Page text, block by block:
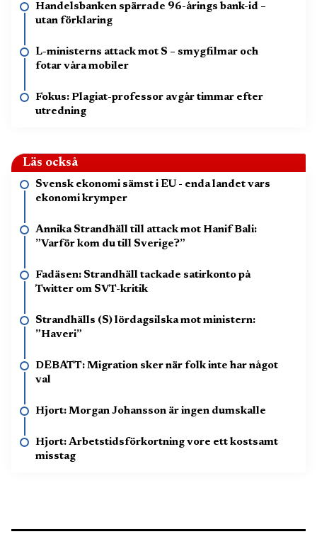
Handelsbanken spärrade 96-årings bank-id –
utan förklaring
L-ministerns attack mot S – smygfilmar och
fotar våra mobiler
Fokus: Plagiat-professor avgår timmar efter
utredning
Läs också
Svensk ekonomi sämst i EU - enda landet vars
ekonomi krymper
Annika Strandhäll till attack mot Hanif Bali:
”Varför kom du till Sverige?”
Fadäsen: Strandhäll tackade satirkonto på
Twitter om SVT-kritik
Strandhälls (S) lördagsilska mot ministern:
”Haveri”
DEBATT: Migration sker när folk inte har något
val
Hjort: Morgan Johansson är ingen dumskalle
Hjort: Arbetstidsförkortning vore ett kostsamt
misstag